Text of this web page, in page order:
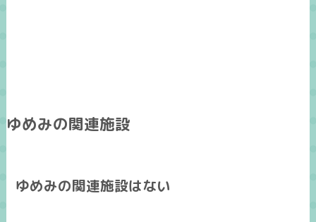
ゆめみの関連施設
ゆめみの関連施設はない